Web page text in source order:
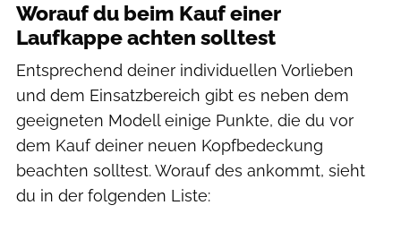
Worauf du beim Kauf einer
Laufkappe achten solltest
Entsprechend deiner individuellen Vorlieben
und dem Einsatzbereich gibt es neben dem
geeigneten Modell einige Punkte, die du vor
dem Kauf deiner neuen Kopfbedeckung
beachten solltest. Worauf des ankommt, sieht
du in der folgenden Liste: